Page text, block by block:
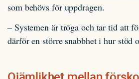
som behövs för uppdragen.
– Systemen är tröga och tar tid att
därför en större snabbhet i hur stöd